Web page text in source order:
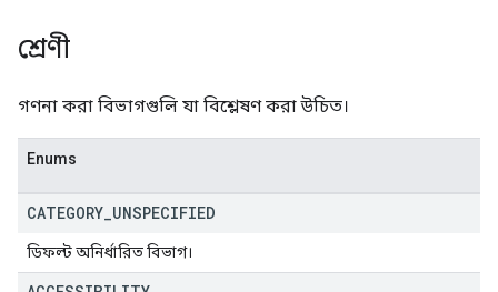
শ্রেণী
গণনা করা বিভাগগুলি যা বিশ্লেষণ করা উচিত।
Enums
CATEGORY UNSPECIFIED
ডিফল্ট অনির্ধারিত বিভাগ।